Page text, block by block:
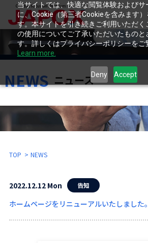
当サイトでは、快適な閲覧体験およびサ
に、Cookie（第三者Cookieを含みます
す。本サイトを引き続きご利用いただく
の使用についてご了承いただいたものと
す。詳しくはプライバシーポリシーをご
Learn more.
Deny Accept
NEWS ニュース
TOP NEWS
2022.12.12 Mon 告知
ホームページをリニューアルいたしました。